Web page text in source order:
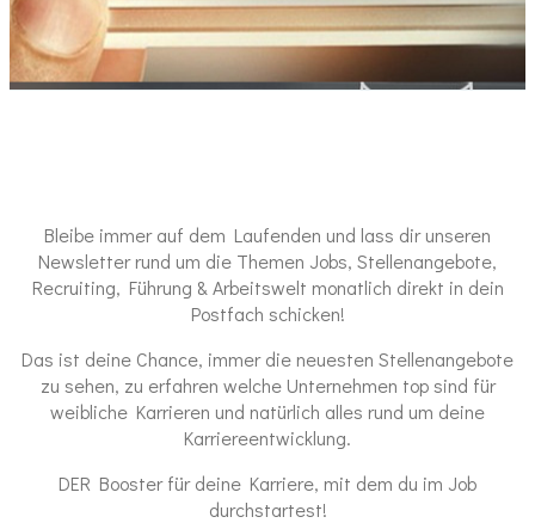
Bleibe immer auf dem Laufenden und lass dir unseren
Newsletter rund um die Themen Jobs, Stellenangebote,
Recruiting, Führung & Arbeitswelt monatlich direkt in dein
Postfach schicken!
Das ist deine Chance, immer die neuesten Stellenangebote
zu sehen, zu erfahren welche Unternehmen top sind für
weibliche Karrieren und natürlich alles rund um deine
Karriereentwicklung.
DER Booster für deine Karriere, mit dem du im Job
durchstartest!